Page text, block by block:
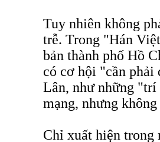
Tuy nhiên không
trễ. Trong "Hán
bản thành phố Hồ
có cơ hội "cần phải
Lân, như những "trí
mạng, nhưng
Chỉ xuất hiện trong